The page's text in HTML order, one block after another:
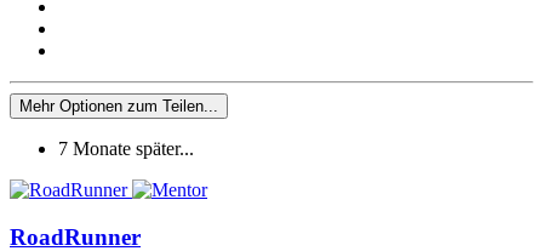
Mehr Optionen zum Teilen...
7 Monate später...
RoadRunner